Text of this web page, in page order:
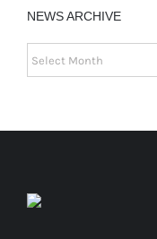
NEWS ARCHIVE